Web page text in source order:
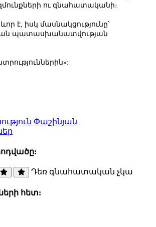
ու գնահատականի։
է, իսկ մասնակցությունը՝
պատասխանատվության
Փաշինյան
Դեռ գնահատական չկա
հետ: